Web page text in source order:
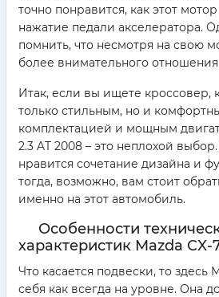
точно понравится, как этот
нажатие педали акселератора.
помнить, что несмотря на свою
более внимательного отношения
Итак, если вы ищете кроссовер,
только стильным, но и
комплектацией и мощным
2.3 AT 2008 – это неплохой
нравится сочетание дизайна и
тогда, возможно, вам стоит
именно на этот автомобиль.
Особенности
характеристик Mazda CX-
Что касается подвески, то здесь
себя как всегда на уровне. Она